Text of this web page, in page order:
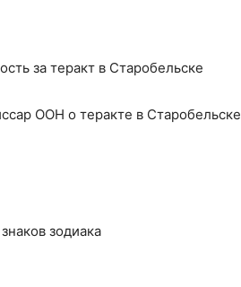
за теракт в Старобельске
ООН о теракте в Старобельске
зодиака